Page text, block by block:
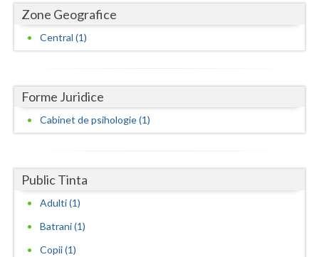
Iasi
Ilfov
Mehedinti
Mures
Olt
Zone Geografice
Central (1)
Forme Juridice
Cabinet de psihologie (1)
Public Tinta
Adulti (1)
Batrani (1)
Copii (1)